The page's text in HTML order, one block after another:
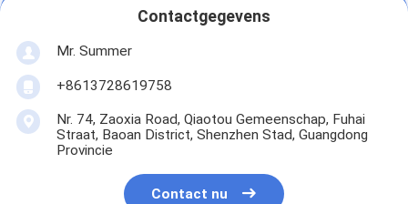
Contactgegevens
Mr. Summer
+8613728619758
Nr. 74, Zaoxia Road, Qiaotou Gemeenschap, Fuhai
Straat, Baoan District, Shenzhen Stad, Guangdong
Provincie
Contact nu